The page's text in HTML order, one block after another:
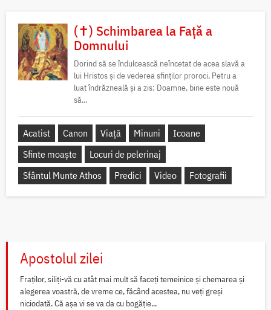
(✝) Schimbarea la Față a
Domnului
Dorind să se îndulcească neîncetat de acea slavă a
lui Hristos și de vederea sfinților proroci, Petru a
luat îndrăzneală și a zis: Doamne, bine este nouă
să...
Acatist Canon Viață Minuni
Icoane
Sfinte moaște
Locuri de pelerinaj
Sfântul Munte Athos
Predici Video Fotografii
Apostolul zilei
Fraților, siliți-vă cu atât mai mult să faceți temeinice și chemarea și
alegerea voastră, de vreme ce, făcând acestea, nu veți greși
niciodată. Că așa vi se va da cu bogăție...